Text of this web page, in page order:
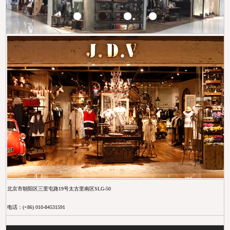
KID'S ACCESSORY
北京市朝阳区三里屯路19号太古里南区SLG-50
电话：(+86) 010-84531591